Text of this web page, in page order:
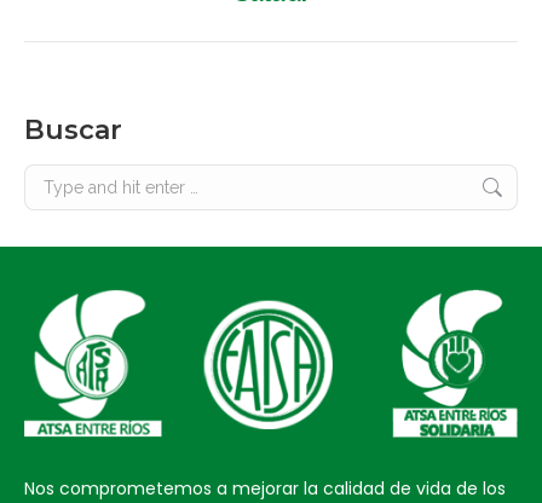
Buscar
Search:
Nos comprometemos a mejorar la calidad de vida de los